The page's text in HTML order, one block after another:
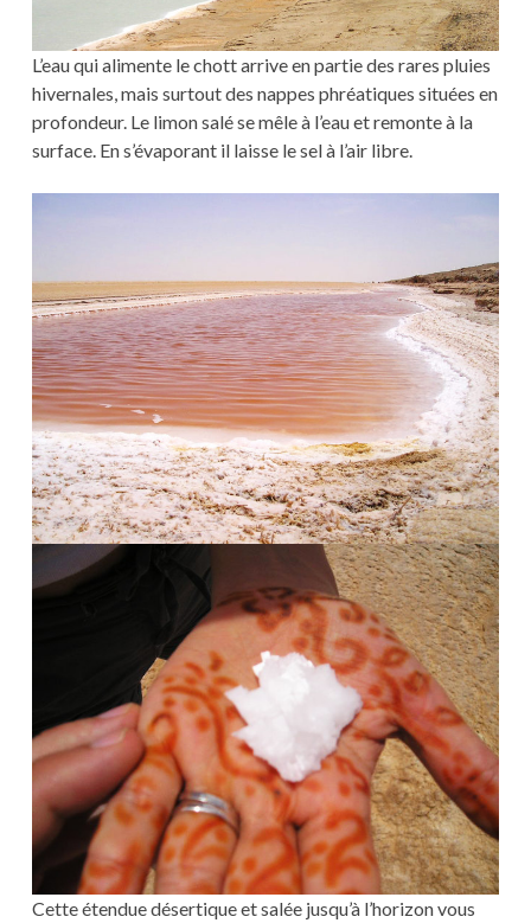
L’eau qui alimente le chott arrive en partie des rares pluies
hivernales, mais surtout des nappes phréatiques situées en
profondeur. Le limon salé se mêle à l’eau et remonte à la
surface. En s’évaporant il laisse le sel à l’air libre.
Cette étendue désertique et salée jusqu’à l’horizon vous